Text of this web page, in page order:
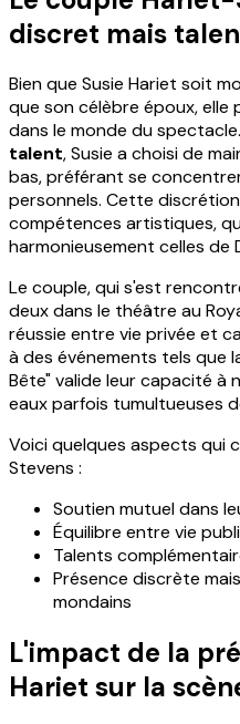
discret mais
Bien que Susie Hariet soit
que son célèbre époux,
dans le monde du spectacle.
talent, Susie a choisi de
bas, préférant se
personnels. Cette discrétion
compétences artistiques,
harmonieusement celles de
Le couple, qui s'est
deux dans le théâtre au
réussie entre vie privée et
à des événements tels que
Bête" valide leur capacité à
eaux parfois tumultueuses
Voici quelques aspects qui
Stevens :
Soutien mutuel dans
Équilibre entre vie
Talents
Présence discrète
mondains
L'impact de la
Hariet sur la